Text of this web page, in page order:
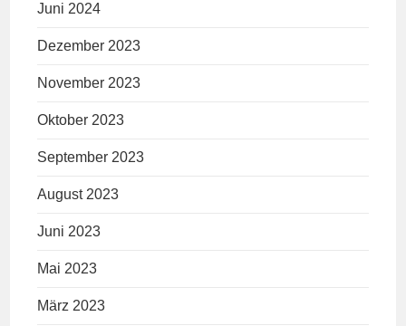
Juni 2024
Dezember 2023
November 2023
Oktober 2023
September 2023
August 2023
Juni 2023
Mai 2023
März 2023